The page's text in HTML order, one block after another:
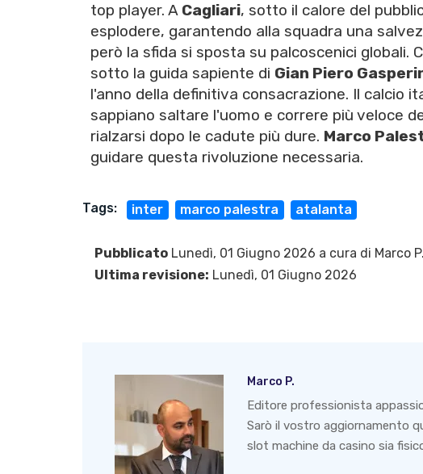
top player. A Cagliari, sotto il calore del
esplodere, garantendo alla squadra una
però la sfida si sposta su palcoscenici globali.
sotto la guida sapiente di Gian Piero
l'anno della definitiva consacrazione. Il calcio
sappiano saltare l'uomo e correre più veloce
rialzarsi dopo le cadute più dure. Marco
guidare questa rivoluzione necessaria.
Tags: inter marco palestra atalanta
Pubblicato Lunedì, 01 Giugno 2026 a cura di Marco P.
Ultima revisione: Lunedì, 01 Giugno 2026
Marco P.
Editore professionista
Sarò il vostro aggiornamento
slot machine da casino sia